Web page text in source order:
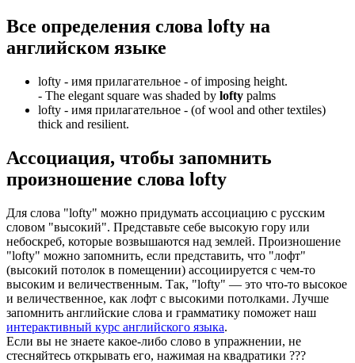
Все определения слова lofty на
английском языке
lofty - имя прилагательное - of imposing height.
- The elegant square was shaded by lofty palms
lofty - имя прилагательное - (of wool and other textiles)
thick and resilient.
Ассоциация, чтобы запомнить
произношение слова lofty
Для слова "lofty" можно придумать ассоциацию с русским
словом "высокий". Представьте себе высокую гору или
небоскреб, которые возвышаются над землей. Произношение
"lofty" можно запомнить, если представить, что "лофт"
(высокий потолок в помещении) ассоциируется с чем-то
высоким и величественным. Так, "lofty" — это что-то высокое
и величественное, как лофт с высокими потолками. Лучше
запомнить английские слова и грамматику поможет наш
интерактивный курс английского языка.
Если вы не знаете какое-либо слово в упражнении, не
стесняйтесь открывать его, нажимая на квадратики ???